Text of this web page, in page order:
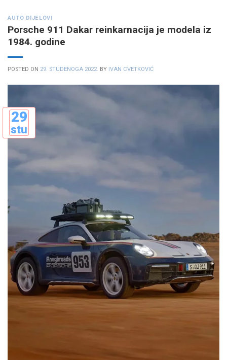
AUTO DIJELOVI
Porsche 911 Dakar reinkarnacija je modela iz
1984. godine
POSTED ON 29. STUDENOGA 2022. BY IVAN CVETKOVIĆ
29
stu